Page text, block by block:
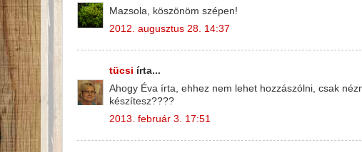
Mazsola, köszönöm szépen!
2012. augusztus 28. 14:37
tücsi írta...
Ahogy Éva írta, ehhez nem lehet hozzászólni, csak
készítesz????
2013. február 3. 17:51